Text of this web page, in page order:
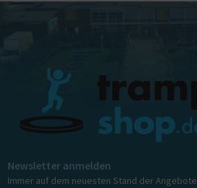
Newsletter anmelden
Immer auf dem neuesten Stand der Angebote